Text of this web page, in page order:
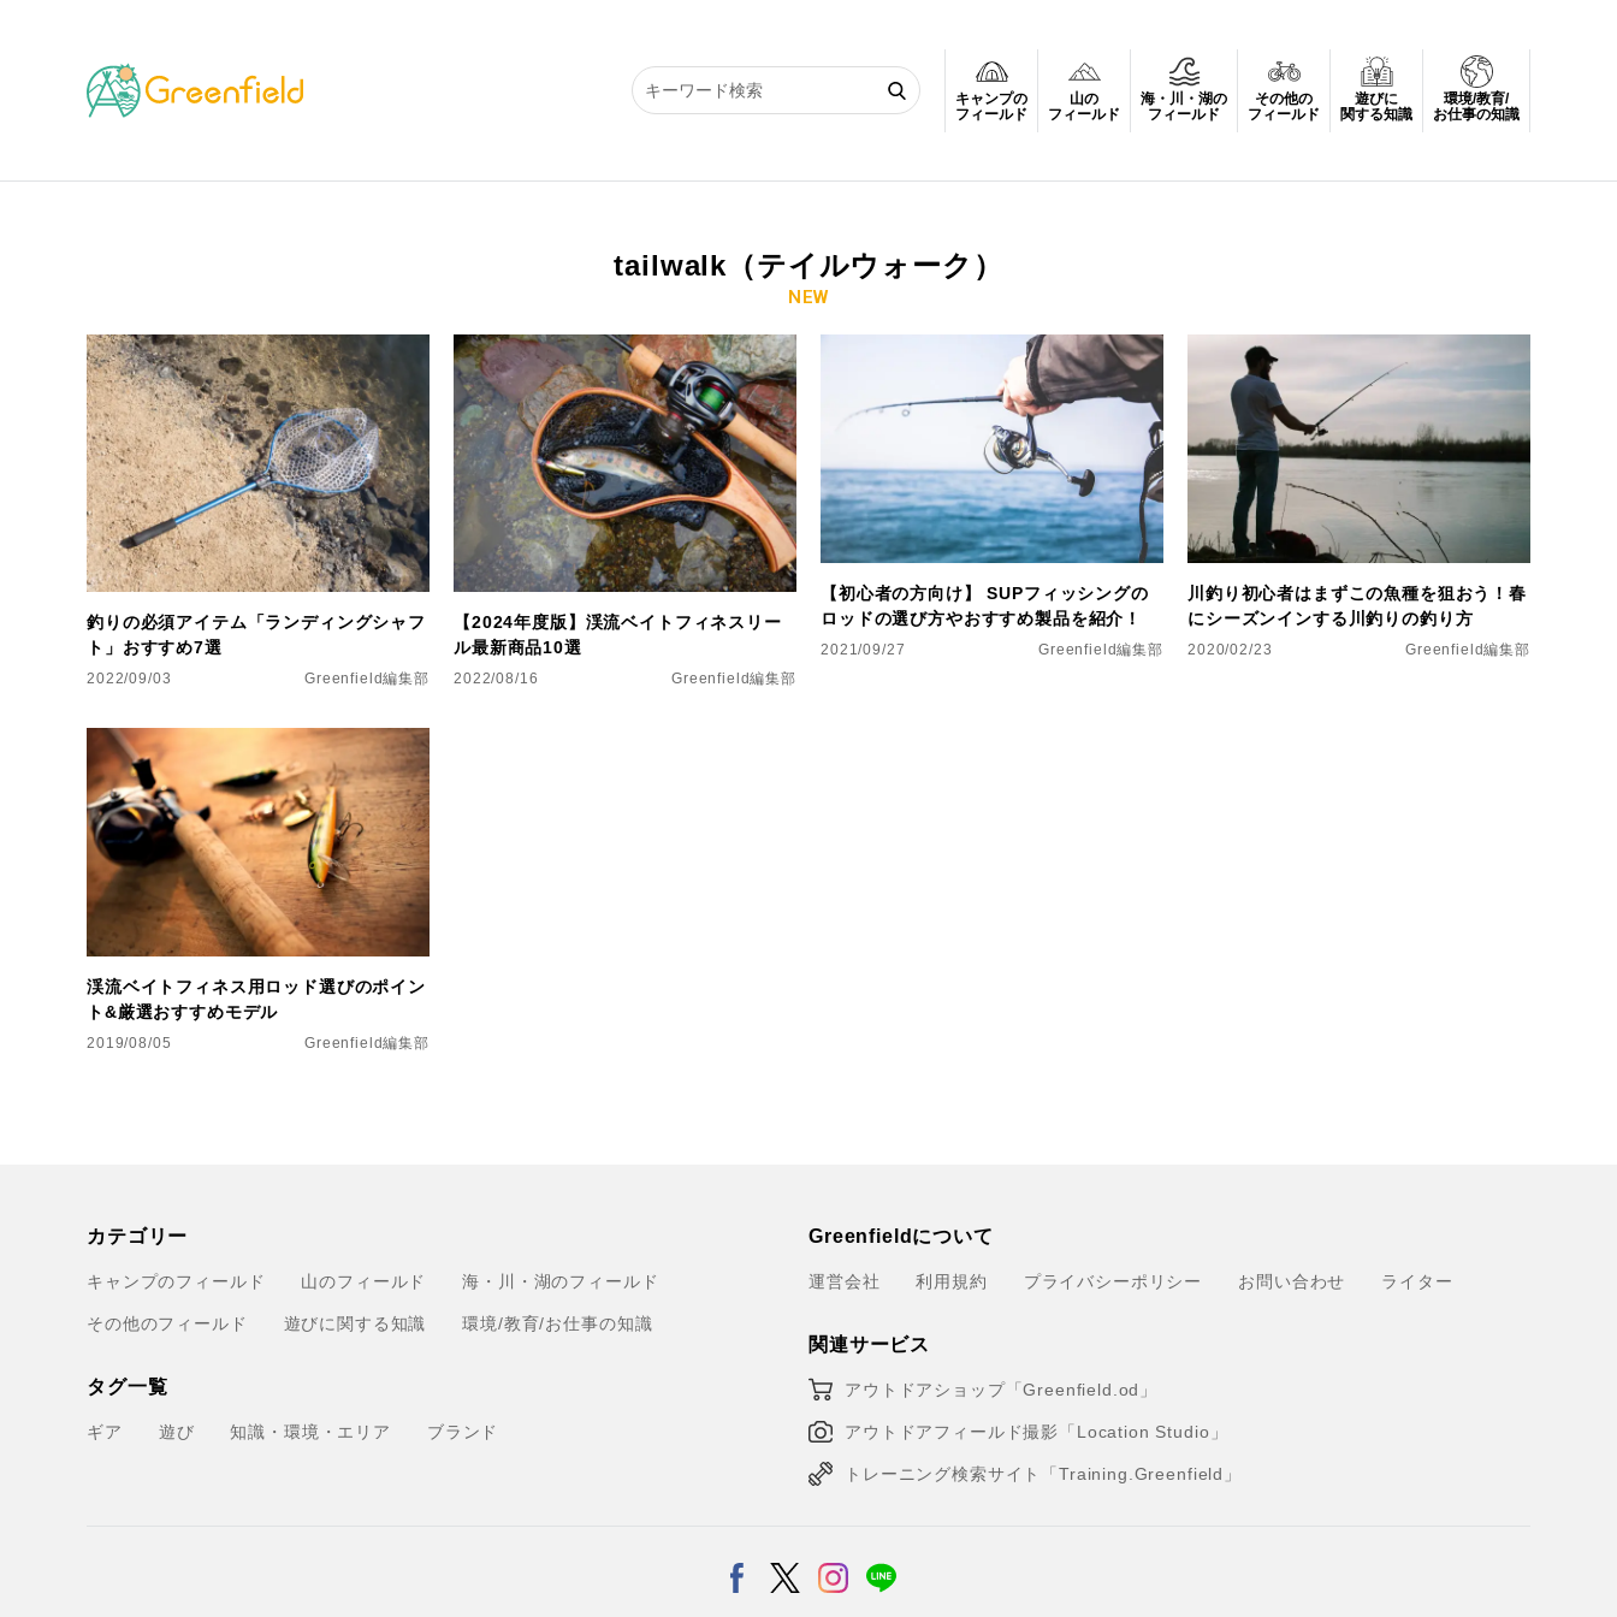
キャンプの
フィールド
山の
フィールド
海・川・湖の
フィールド
その他の
フィールド
遊びに
関する知識
環境/教育/
お仕事の知識
TOP ブランド tailwalk（テイルウォーク）
tailwalk（テイルウォーク）
NEW
釣りの必須アイテム「ランディングシャフ
ト」おすすめ7選
2022/09/03 Greenfield編集部
【2024年度版】渓流ベイトフィネスリー
ル最新商品10選
2022/08/16 Greenfield編集部
【初心者の方向け】 SUPフィッシングの
ロッドの選び方やおすすめ製品を紹介！
2021/09/27 Greenfield編集部
川釣り初心者はまずこの魚種を狙おう！春
にシーズンインする川釣りの釣り方
2020/02/23 Greenfield編集部
渓流ベイトフィネス用ロッド選びのポイン
ト&厳選おすすめモデル
2019/08/05 Greenfield編集部
カテゴリー
キャンプのフィールド 山のフィールド 海・川・湖のフィールド
その他のフィールド 遊びに関する知識 環境/教育/お仕事の知識
タグ一覧
ギア 遊び 知識・環境・エリア ブランド
Greenfieldについて
運営会社 利用規約 プライバシーポリシー お問い合わせ ライター
関連サービス
アウトドアショップ「Greenfield.od」
アウトドアフィールド撮影「Location Studio」
トレーニング検索サイト「Training.Greenfield」